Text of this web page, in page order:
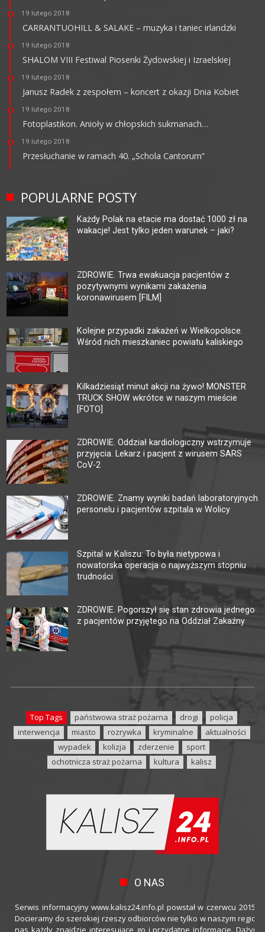
19 lutego 2018
CARRANTUOHILL & SALAKE – muzyka i taniec irlandzki
19 lutego 2018
SHALOM VIII Festiwal Piosenki Żydowskiej i Izraelskiej
19 lutego 2018
Janusz Radek z zespołem – koncert z okazji Dnia Kobiet
19 lutego 2018
Fotoplastikon. Anioły w chłopskich sukmanach…
19 lutego 2018
Przesłuchanie w ramach 40. „Schola Cantorum”
POPULARNE POSTY
Każdy Polak na etacie ma dostać 1000 zł na
wakacje! Jest tylko jeden warunek – jaki?
ZDROWIE. Trwa ewakuacja pacjentów z
pozytywnymi wynikami zakażenia
koronawirusem [FILM]
Kolejne przypadki zakażeń w Wielkopolsce.
Wśród nich mieszkaniec powiatu kaliskiego
Kilkadziesiąt minut akcji na żywo! MONSTER
TRUCK SHOW wkrótce w naszym mieście
[FOTO]
ZDROWIE. Oddział kardiologiczny wstrzymuje
przyjęcia. Lekarz i pacjent z wirusem SARS
CoV-2
ZDROWIE. Znamy wyniki badań laboratoryjnych
personelu i pacjentów szpitala w Wolicy
Szpital w Kaliszu: To była nietypowa i
nowatorska operacja o najwyższym stopniu
trudności
ZDROWIE. Pogorszył się stan zdrowia jednego
z pacjentów przyjętego na Oddział Zakaźny
Top Tags państwowa straż pożarna drogi
policja
interwencja
miasto rozrywka kryminalne
aktualności
wypadek
kolizja zderzenie
sport
ochotnicza straż pożarna
kultura kalisz
O NAS
Serwis informacyjny www.kalisz24.info.pl powstał w czerwcu 2015
Docieramy do szerokiej rzeszy odbiorców nie tylko w naszym
nas każdy znajdzie interesujące go i przydatne informacje.